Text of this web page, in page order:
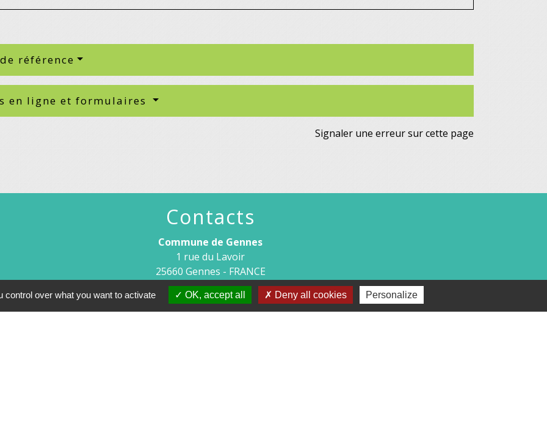
référence
en ligne et formulaires
Signaler une erreur sur cette page
Contacts
Commune de Gennes
1 rue du Lavoir
25660 Gennes - FRANCE
+33 3 81 55 75 32
Contact par formulaire
over what you want to activate OK, accept all Deny all cookies Personalize